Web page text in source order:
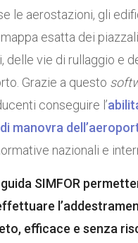
le aerostazioni, gli
esatta dei
delle vie di rullaggio e
Grazie a questo
conseguire l’
manovra
nazionali e
SIMFOR
efficace e senza